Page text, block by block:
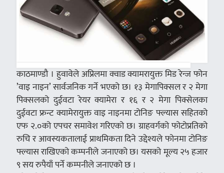
काठमाण्डौ । हुवावेले अप्रिलमा क्वाड क्यामरायुक्त मिड रेन्ज फोन
’वाइ नाइन’ सार्वजनिक गर्ने भएको छ। १३ मेगापिक्सल र २ मेगा
पिक्सलको दुईवटा रेयर क्यामेरा र १६ र २ मेगा पिक्सेलका
दुईवटा फ्रन्ट क्यामेरायुक्त वाइ नाइनमा टोनिङ फ्ल्यास सहितको
एफ २.०को एपचर समावेश गरिएको छ। ग्राहवर्गको फोटोप्रतिको
रुचि र आवस्यकतालाई प्राथमिकता दिने उद्देश्यले फोनमा टोनिङ
फ्ल्यास राखिएको कम्पनीले जनाएको छ। यसको मूल्य २५ हजार
९ सय रुपैयाँ पर्ने कम्पनीले जनाएको छ ।